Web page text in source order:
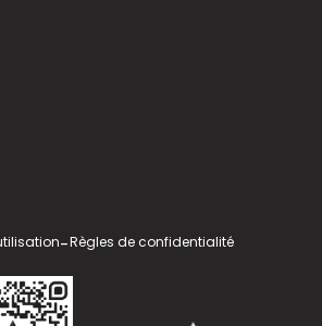
-Règles de confidentialité